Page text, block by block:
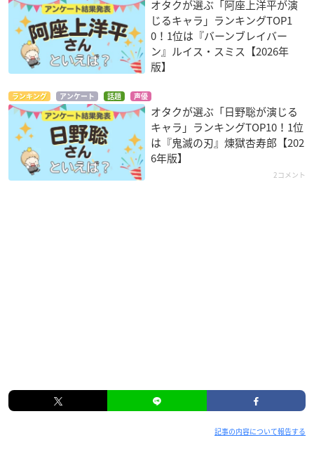
オタクが選ぶ「阿座上洋平が演
じるキャラ」ランキングTOP1
0！1位は『バーンブレイバー
ン』ルイス・スミス【2026年
版】
ランキング アンケート 話題 声優
オタクが選ぶ「日野聡が演じる
キャラ」ランキングTOP10！1位
は『鬼滅の刃』煉󠄁獄杏寿郎【202
6年版】
2コメント
記事の内容について報告する